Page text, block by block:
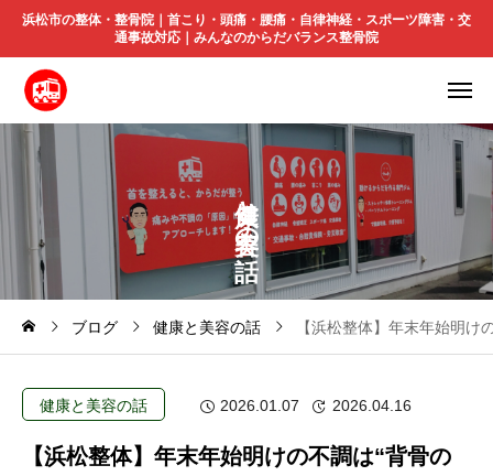
浜松市の整体・整骨院｜首こり・頭痛・腰痛・自律神経・スポーツ障害・交
通事故対応｜みんなのからだバランス整骨院
と
の
ブログ 健康と美容の話 【浜松整体】年末年始明け
健康と美容の話 2026.01.07 2026.04.16
【浜松整体】年末年始明けの不調は“背骨の